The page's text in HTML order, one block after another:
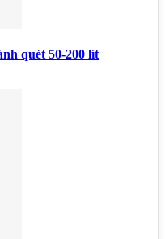
quét 50-200 lít